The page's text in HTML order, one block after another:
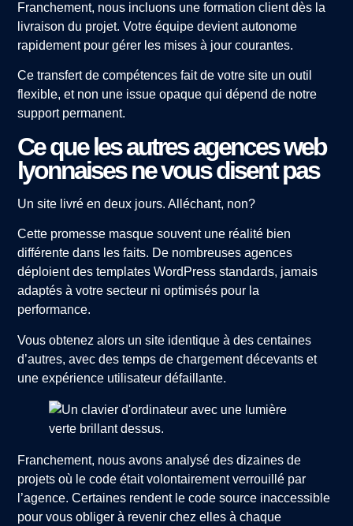
Franchement, nous incluons une formation client dès la
livraison du projet. Votre équipe devient autonome
rapidement pour gérer les mises à jour courantes.
Ce transfert de compétences fait de votre site un outil
flexible, et non une issue opaque qui dépend de notre
support permanent.
Ce que les autres agences web
lyonnaises ne vous disent pas
Un site livré en deux jours. Alléchant, non?
Cette promesse masque souvent une réalité bien
différente dans les faits. De nombreuses agences
déploient des templates WordPress standards, jamais
adaptés à votre secteur ni optimisés pour la
performance.
Vous obtenez alors un site identique à des centaines
d’autres, avec des temps de chargement décevants et
une expérience utilisateur défaillante.
Franchement, nous avons analysé des dizaines de
projets où le code était volontairement verrouillé par
l’agence. Certaines rendent le code source inaccessible
pour vous obliger à revenir chez elles à chaque